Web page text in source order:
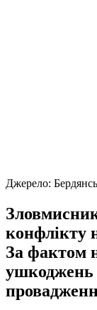
Джерело:
конфлікту
За фактом
ушкоджень